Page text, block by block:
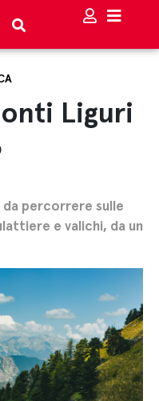
Liguri
da percorrere sulle
e valichi, da un